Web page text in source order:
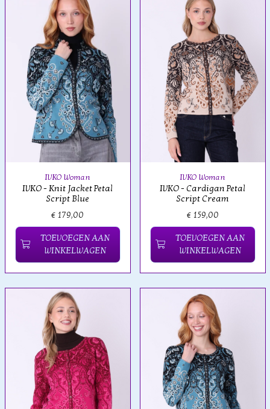
IVKO Woman
IVKO - Knit Jacket Petal
Script Blue
€ 179,00
TOEVOEGEN AAN
WINKELWAGEN
IVKO Woman
IVKO - Cardigan Petal
Script Cream
€ 159,00
TOEVOEGEN AAN
WINKELWAGEN